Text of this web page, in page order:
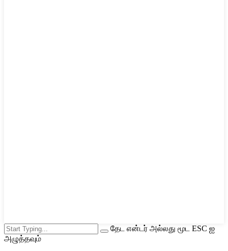
தேட என்டர் அல்லது மூட ESC ஐ
அழுத்தவும்